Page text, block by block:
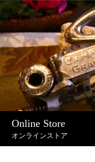
Online Store
オンラインストア